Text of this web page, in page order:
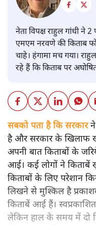
नेता विपक्ष राहुल गांधी ने
एमएम नरवणे की किताब
चाहे। हंगामा मच गया।
रहे हैं कि किताब पर
सबको पता है कि सरकारने
है और सरकार के खिलाफ
अपनी बात किताबों के
आई। कई लोगों ने किताबें
किताबों के लिए परेशान
लिखने से मुश्किल है
किताबें आई हैं।
लेकिन हाल के समय में दो